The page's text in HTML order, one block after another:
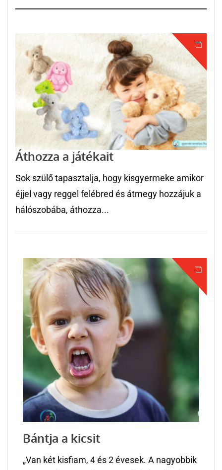
Áthozza a játékait
Sok szülő tapasztalja, hogy kisgyermeke amikor
éjjel vagy reggel felébred és átmegy hozzájuk a
hálószobába, áthozza...
Bántja a kicsit
„Van két kisfiam, 4 és 2 évesek. A nagyobbik